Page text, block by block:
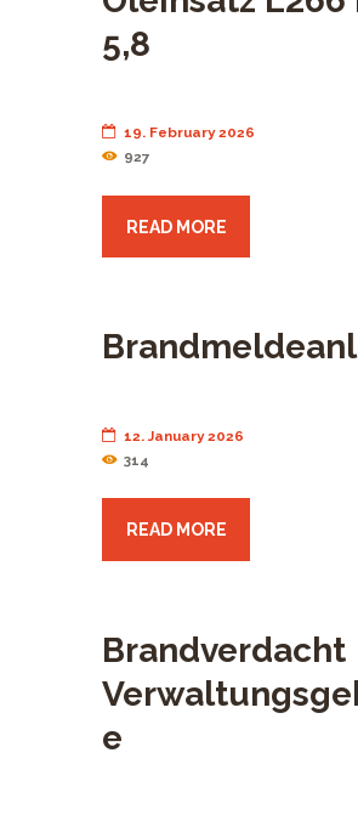
5,8
19. February 2026
927
READ MORE
12. January 2026
314
READ MORE
Brandverdacht
e